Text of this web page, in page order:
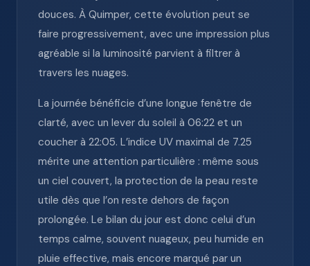
douces. À Quimper, cette évolution peut se
faire progressivement, avec une impression plus
agréable si la luminosité parvient à filtrer à
travers les nuages.
La journée bénéficie d’une longue fenêtre de
clarté, avec un lever du soleil à 06:22 et un
coucher à 22:05. L’indice UV maximal de 7.25
mérite une attention particulière : même sous
un ciel couvert, la protection de la peau reste
utile dès que l’on reste dehors de façon
prolongée. Le bilan du jour est donc celui d’un
temps calme, souvent nuageux, peu humide en
pluie effective, mais encore marqué par un